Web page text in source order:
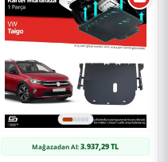
Mağazadan Al:3.937,29 TL